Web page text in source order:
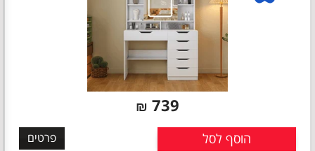
739
₪
הוסף לסל פרטים